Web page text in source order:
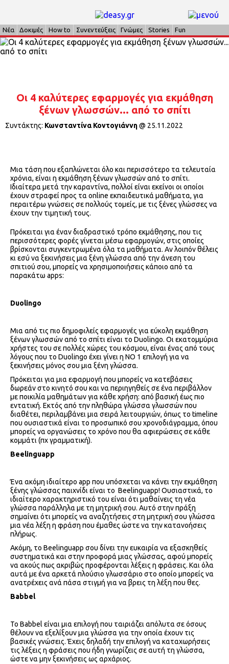
Νέα Δοκιμές How to Συνεντεύξεις Γνώμες Stories Fun
Οι 4 καλύτερες εφαρμογές για εκμάθηση
ξένων γλωσσών... από το σπίτι
Συντάκτης: Κωνσταντίνα Κοντογιάννη@ 25.11.2022
Μια τάση που εξαπλώνεται όλο και περισσότερο τα τελευταία
χρόνια, είναι η εκμάθηση ξένων γλωσσών από το σπίτι.
Ιδιαίτερα μετά την καραντίνα, πολλοί είναι εκείνοι οι οποίοι
έχουν στραφεί προς τα online εκπαιδευτικά μαθήματα, για
περαιτέρω γνώσεις σε πολλούς τομείς, με τις ξένες γλώσσες να
έχουν την τιμητική τους.
Πρόκειται για έναν διαδραστικό τρόπο εκμάθησης, που τις
περισσότερες φορές γίνεται μέσω εφαρμογών, στις οποίες
βρίσκονται συγκεντρωμένα όλα τα μαθήματα. Αν λοιπόν θέλεις
κι εσύ να ξεκινήσεις μια ξένη γλώσσα από την άνεση του
σπιτιού σου, μπορείς να χρησιμοποιήσεις κάποιο από τα
παρακάτω apps:
Duolingo
Μια από τις πιο δημοφιλείς εφαρμογές για εύκολη εκμάθηση
ξένων γλωσσών από το σπίτι είναι το Duolingo. Οι εκατομμύρια
χρήστες του σε πολλές χώρες του κόσμου, είναι ένας από τους
λόγους που το Duolingo έχει γίνει η ΝΟ 1 επιλογή για να
ξεκινήσεις μόνος σου μια ξένη γλώσσα.
Πρόκειται για μια εφαρμογή που μπορείς να κατεβάσεις
δωρεάν στο κινητό σου και να περιηγηθείς σε ένα περιβάλλον
με ποικιλία μαθημάτων για κάθε χρήση: από βασική έως πιο
εντατική. Εκτός από την πληθώρα γλώσσα γλωσσών που
διαθέτει, περιλαμβάνει μια σειρά λειτουργιών, όπως το timeline
που ουσιαστικά είναι το προσωπικό σου χρονοδιάγραμμα, όπου
μπορείς να οργανώσεις το χρόνο που θα αφιερώσεις σε κάθε
κομμάτι (πχ γραμματική).
Beelinguapp
Ένα ακόμη ιδιαίτερο app που υπόσχεται να κάνει την εκμάθηση
ξένης γλώσσας παιχνίδι είναι το Beelinguapp! Ουσιαστικά, το
ιδιαίτερο χαρακτηριστικό του είναι ότι μαθαίνεις τη νέα
γλώσσα παράλληλα με τη μητρική σου. Αυτό στην πράξη
σημαίνει ότι μπορείς να αναζητήσεις στη μητρική σου γλώσσα
μια νέα λέξη η φράση που έμαθες ώστε να την κατανοήσεις
πλήρως.
Ακόμη, το Beelinguapp σου δίνει την ευκαιρία να εξασκηθείς
συστηματικά και στην προφορά μιας γλώσσας, αφού μπορείς
να ακούς πως ακριβώς προφέρονται λέξεις η φράσεις. Και όλα
αυτά με ένα αρκετά πλούσιο γλωσσάριο στο οποίο μπορείς να
ανατρέχεις ανά πάσα στιγμή για να βρεις τη λέξη που θες.
Babbel
Το Babbel είναι μια επιλογή που ταιριάζει απόλυτα σε όσους
θέλουν να εξελίξουν μια γλώσσα για την οποία έχουν τις
βασικές γνώσεις. Έχεις δηλαδή την επιλογή να καταχωρήσεις
τις λέξεις η φράσεις που ήδη γνωρίζεις σε αυτή τη γλώσσα,
ώστε να μην ξεκινήσεις ως αρχάριος.